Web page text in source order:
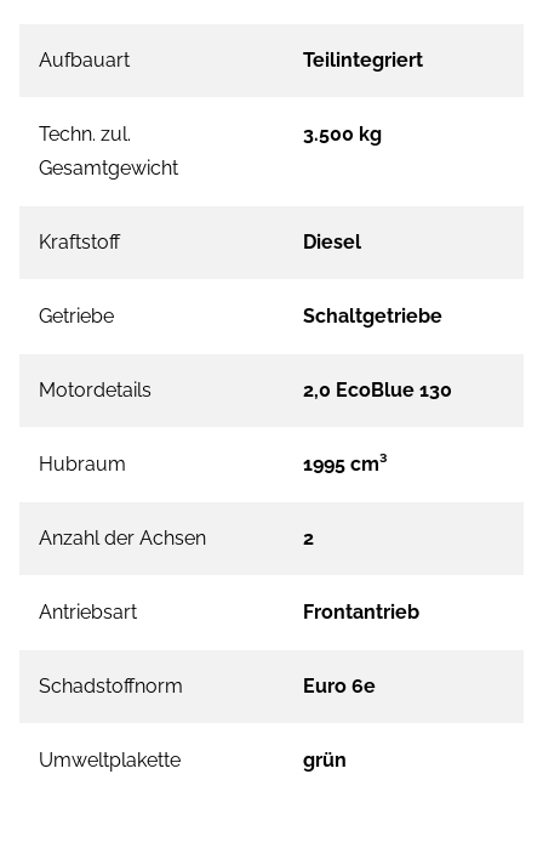
Aufbauart Teilintegriert
Techn. zul.
Gesamtgewicht
3.500 kg
Kraftstoff Diesel
Getriebe Schaltgetriebe
Motordetails 2,0 EcoBlue 130
Hubraum 1995 cm³
Anzahl der Achsen 2
Antriebsart Frontantrieb
Schadstoffnorm Euro 6e
Umweltplakette grün